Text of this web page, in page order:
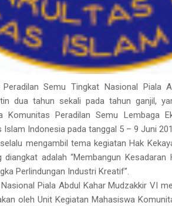
Semu Tingkat Nasional Piala
dua tahun sekali pada tahun ganjil,
Komunitas Peradilan Semu Lembaga
Islam Indonesia pada tanggal 5 – 9 Juni
mengambil tema kegiatan Hak
diangkat adalah “Membangun
Perlindungan Industri Kreatif”.
Piala Abdul Kahar Mudzakkir VI
oleh Unit Kegiatan Mahasiswa